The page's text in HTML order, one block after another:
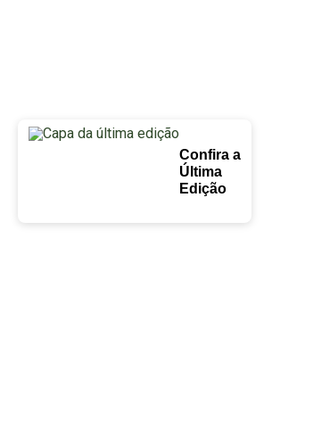
Confira a
Última
Edição